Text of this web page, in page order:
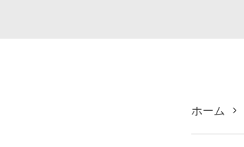
ホーム